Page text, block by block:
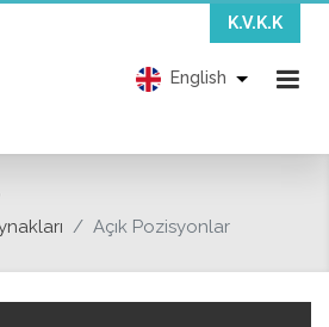
K.V.K.K
English
Açık Pozisyonlar